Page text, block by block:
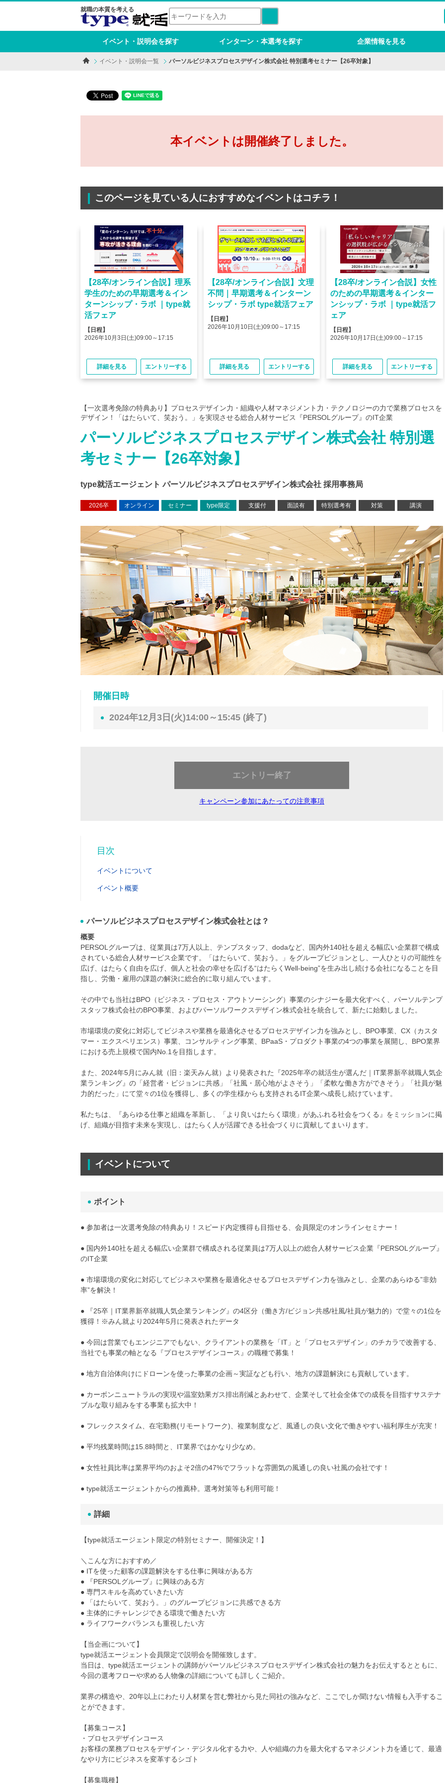
就職の本質を考える
イベント・説明会を探す インターン・本選考を探す 企業情報を見る
イベント・説明会一覧 パーソルビジネスプロセスデザイン株式会社 特別選考セミナー【26卒対象】
本イベントは開催終了しました。
このページを見ている人におすすめなイベントはコチラ！
【28卒/オンライン合説】理系
学生のための早期選考＆イン
ターンシップ・ラボ ｜type就
活フェア
【日程】
2026年10月3日(土)09:00～17:15
詳細を見る エントリーする
【28卒/オンライン合説】文理
不問｜早期選考＆インターン
シップ・ラボ type就活フェア
【日程】
2026年10月10日(土)09:00～17:15
詳細を見る エントリーする
【28卒/オンライン合説】女性
のための早期選考＆インター
ンシップ・ラボ ｜type就活フ
ェア
【日程】
2026年10月17日(土)09:00～17:15
詳細を見る エントリーする
【一次選考免除の特典あり】プロセスデザイン力・組織や人材マネジメント力・テクノロジーの力で業務プロセスを
デザイン！「はたらいて、笑おう。」を実現させる総合人材サービス『PERSOLグループ』のIT企業
パーソルビジネスプロセスデザイン株式会社 特別選
考セミナー【26卒対象】
type就活エージェント パーソルビジネスプロセスデザイン株式会社 採用事務局
2026卒 オンライン セミナー type限定 支援付 面談有 特別選考有 対策 講演
開催日時
2024年12月3日(火)14:00～15:45 (終了)
エントリー終了
キャンペーン参加にあたっての注意事項
目次
イベントについて
イベント概要
パーソルビジネスプロセスデザイン株式会社とは？
概要
PERSOLグループは、従業員は7万人以上、テンプスタッフ、dodaなど、国内外140社を超える幅広い企業群で構成
されている総合人材サービス企業です。「はたらいて、笑おう。」をグループビジョンとし、一人ひとりの可能性を
広げ、はたらく自由を広げ、個人と社会の幸せを広げる“はたらくWell-being”を生み出し続ける会社になることを目
指し、労働・雇用の課題の解決に総合的に取り組んでいます。
その中でも当社はBPO（ビジネス・プロセス・アウトソーシング）事業のシナジーを最大化すべく、パーソルテンプ
スタッフ株式会社のBPO事業、およびパーソルワークスデザイン株式会社を統合して、新たに始動しました。
市場環境の変化に対応してビジネスや業務を最適化させるプロセスデザイン力を強みとし、BPO事業、CX（カスタ
マー・エクスペリエンス）事業、コンサルティング事業、BPaaS・プロダクト事業の4つの事業を展開し、BPO業界
における売上規模で国内No.1を目指します。
また、2024年5月にみん就（旧：楽天みん就）より発表された『2025年卒の就活生が選んだ｜IT業界新卒就職人気企
業ランキング』の「経営者・ビジョンに共感」「社風・居心地がよさそう」「柔軟な働き方ができそう」「社員が魅
力的だった」にて堂々の1位を獲得し、多くの学生様からも支持されるIT企業へ成長し続けています。
私たちは、『あらゆる仕事と組織を革新し、「より良いはたらく環境」があふれる社会をつくる』をミッションに掲
げ、組織が目指す未来を実現し、はたらく人が活躍できる社会づくりに貢献してまいります。
イベントについて
ポイント
● 参加者は一次選考免除の特典あり！スピード内定獲得も目指せる、会員限定のオンラインセミナー！
● 国内外140社を超える幅広い企業群で構成される従業員は7万人以上の総合人材サービス企業『PERSOLグループ』
のIT企業
● 市場環境の変化に対応してビジネスや業務を最適化させるプロセスデザイン力を強みとし、企業のあらゆる”非効
率”を解決！
● 『25卒｜IT業界新卒就職人気企業ランキング』の4区分（働き方/ビジョン共感/社風/社員が魅力的）で堂々の1位を
獲得！※みん就より2024年5月に発表されたデータ
● 今回は営業でもエンジニアでもない、クライアントの業務を「IT」と「プロセスデザイン」のチカラで改善する、
当社でも事業の軸となる『プロセスデザインコース』の職種で募集！
● 地方自治体向けにドローンを使った事業の企画～実証なども行い、地方の課題解決にも貢献しています。
● カーボンニュートラルの実現や温室効果ガス排出削減とあわせて、企業そして社会全体での成長を目指すサステナ
ブルな取り組みをする事業も拡大中！
● フレックスタイム、在宅勤務(リモートワーク)、複業制度など、風通しの良い文化で働きやすい福利厚生が充実！
● 平均残業時間は15.8時間と、IT業界ではかなり少なめ。
● 女性社員比率は業界平均のおよそ2倍の47%でフラットな雰囲気の風通しの良い社風の会社です！
● type就活エージェントからの推薦枠。選考対策等も利用可能！
詳細
【type就活エージェント限定の特別セミナー、開催決定！】
＼こんな方におすすめ／
● ITを使った顧客の課題解決をする仕事に興味がある方
● 『PERSOLグループ』に興味のある方
● 専門スキルを高めていきたい方
● 「はたらいて、笑おう。」のグループビジョンに共感できる方
● 主体的にチャレンジできる環境で働きたい方
● ライフワークバランスも重視したい方
【当企画について】
type就活エージェント会員限定で説明会を開催致します。
当日は、type就活エージェントの講師がパーソルビジネスプロセスデザイン株式会社の魅力をお伝えするとともに、
今回の選考フローや求める人物像の詳細についても詳しくご紹介。
業界の構造や、20年以上にわたり人材業を営む弊社から見た同社の強みなど、ここでしか聞けない情報も入手するこ
とができます。
【募集コース】
・プロセスデザインコース
お客様の業務プロセスをデザイン・デジタル化する力や、人や組織の力を最大化するマネジメント力を通じて、最適
なやり方にビジネスを変革するシゴト
【募集職種】